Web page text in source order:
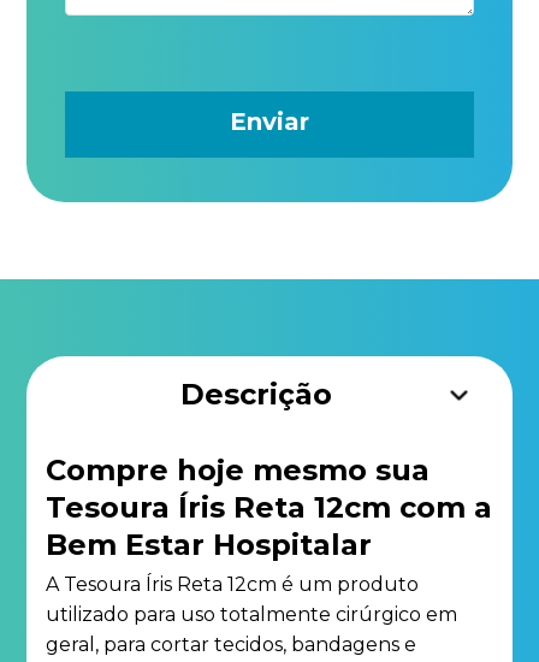
Descrição
Compre hoje mesmo sua
Tesoura Íris Reta 12cm com a
Bem Estar Hospitalar
A Tesoura Íris Reta 12cm é um produto
utilizado para uso totalmente cirúrgico em
geral, para cortar tecidos, bandagens e